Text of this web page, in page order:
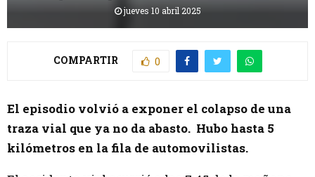
jueves 10 abril 2025
COMPARTIR 0
El episodio volvió a exponer el colapso de una
traza vial que ya no da abasto. Hubo hasta 5
kilómetros en la fila de automovilistas.